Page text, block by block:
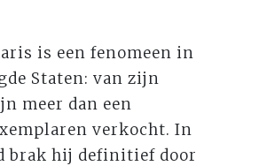
is een fenomeen in
Staten: van zijn
meer dan een
verkocht. In
brak hij definitief door